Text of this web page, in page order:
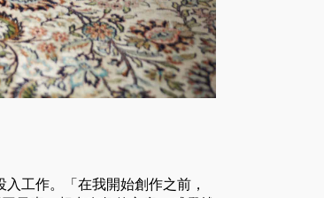
工作。「在我開始創作之前，